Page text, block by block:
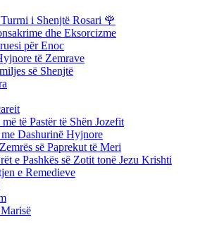
i Shenjtë Rosari 🌹
dhe Eksorcizme
për Enoc
të Zemrave
së Shenjtë
të Pastër të Shën Jozefit
Dashurinë Hyjnore
së Paprekut të Meri
e Pashkës së Zotit tonë Jezu Krishti
e Remedieve